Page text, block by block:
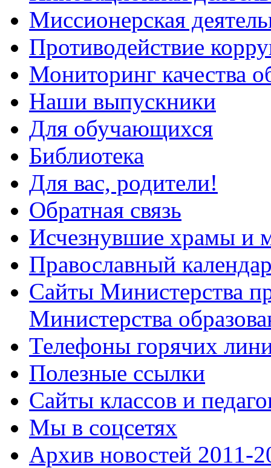
Миссионерская
Противодействие
Мониторинг качества
Наши выпускники
Для обучающихся
Библиотека
Для вас, родители!
Обратная связь
Исчезнувшие храмы и
Православный
Сайты Министерства
Министерства
Телефоны горячих
Полезные ссылки
Сайты классов и
Мы в соцсетях
Архив новостей 2011-